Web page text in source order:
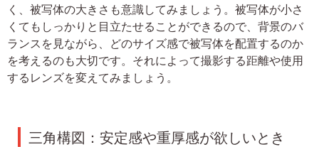
く、被写体の大きさも意識してみましょう。被写体が小さ
くてもしっかりと目立たせることができるので、背景のバ
ランスを見ながら、どのサイズ感で被写体を配置するのか
を考えるのも大切です。それによって撮影する距離や使用
するレンズを変えてみましょう。
三角構図：安定感や重厚感が欲しいとき